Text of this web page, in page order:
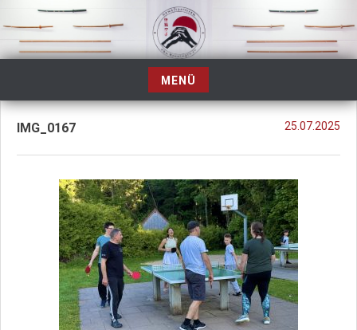
Inhalt
springen
MENÜ
Zum
springen
25.07.2025
IMG_0167